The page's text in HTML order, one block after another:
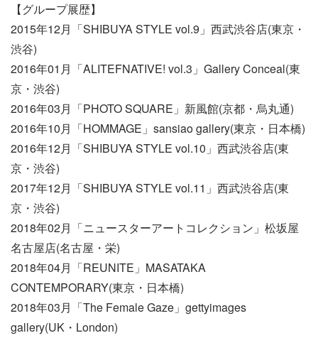
【グループ展歴】
2015年12月「SHIBUYA STYLE vol.9」西武渋谷店(東京・
渋谷)
2016年01月「ALITEFNATIVE! vol.3」Gallery Conceal(東
京・渋谷)
2016年03月「PHOTO SQUARE」新風館(京都・烏丸通)
2016年10月「HOMMAGE」sansiao gallery(東京・日本橋)
2016年12月「SHIBUYA STYLE vol.10」西武渋谷店(東
京・渋谷)
2017年12月「SHIBUYA STYLE vol.11」西武渋谷店(東
京・渋谷)
2018年02月「ニュースターアートコレクション」松坂屋
名古屋店(名古屋・栄)
2018年04月「REUNITE」MASATAKA
CONTEMPORARY(東京・日本橋)
2018年03月「The Female Gaze」gettyimages
gallery(UK・London)